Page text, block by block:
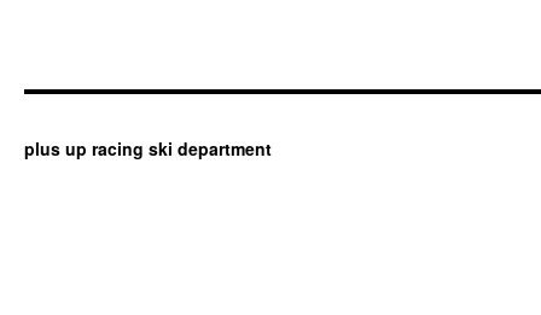
plus up racing ski department